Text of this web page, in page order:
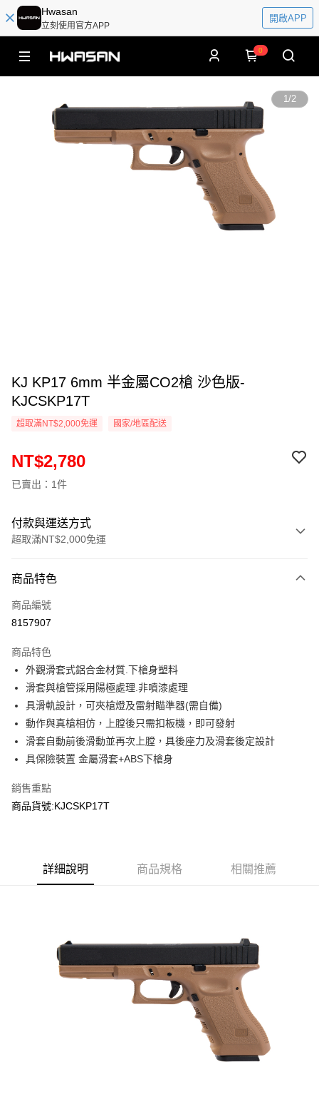
Hwasan
立刻使用官方APP
開啟APP
0
1/2
KJ KP17 6mm 半金屬CO2槍 沙色版-
KJCSKP17T
超取滿NT$2,000免運 國家/地區配送
NT$2,780
已賣出：1件
付款與運送方式
超取滿NT$2,000免運
信用卡一次付款
信用卡分期付款
合作金庫商業銀行
華南商業銀行
彰化商業銀行
上海商業儲蓄銀行
台北富邦商業銀行
國泰世華商業銀行
兆豐國際商業銀行
臺灣中小企業銀行
台中商業銀行
匯豐（台灣）商業銀行
華泰商業銀行
聯邦商業銀行
遠東國際商業銀行
元大商業銀行
台新國際商業銀行
台灣樂天信用卡公司
超商取貨付款
LINE Pay
Apple Pay
街口支付
AFTEE先享後付
相關說明
１．簡單：不需註冊會員、不需綁卡、不需儲值。
結帳頁面，進行簡訊認證並確認金額後，即可完成結帳。
２．訂單成立數日內，您將收到繳費通知簡訊。
３．收到繳費通知簡訊後14天內，點擊此簡訊中的連結，可透過四大超商／
ATM／網路銀行／等多元方式進行付款，方視為交易完成。
※ 請注意：結帳手續完成當下不需立刻繳費，但若您需要取消訂單，請聯絡
購買商品的店家。未經商家同意取消之訂單仍視為有效，需透過AFTEE先享
※ 交易是否成功請以「AFTEE先享後付 」之結帳頁面顯示為準，若有關於
是否繳費成功／繳費後需取消欲退款等相關疑問，請聯繫「AFTEE先享後付
https://netprotections.freshdesk.com/support/home
貨到付款
每筆NT$60，滿NT$2,000(含以上)免運費
7-11取貨付款
每筆NT$60，滿NT$2,000(含以上)免運費
商品特色
商品編號
8157907
商品特色
外觀滑套式鋁合金材質.下槍身塑料
滑套與槍管採用陽極處理.非噴漆處理
具滑軌設計，可夾槍燈及雷射瞄準器(需自備)
動作與真槍相仿，上膛後只需扣板機，即可發射
滑套自動前後滑動並再次上膛，具後座力及滑套後定設計
具保險裝置 金屬滑套+ABS下槍身
銷售重點
商品貨號:KJCSKP17T
詳細說明 商品規格 相關推薦